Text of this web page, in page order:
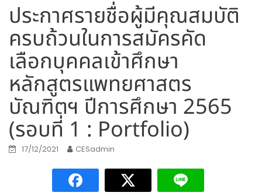
ประกาศรายชื่อผู้มีคุณสมบัติ
ครบถ้วนในการสมัครคัด
เลือกบุคคลเข้าศึกษา
หลักสูตรแพทยศาสตร
บัณฑิตฯ ปีการศึกษา 2565
(รอบที่ 1 : Portfolio)
17/12/2021 CESadmin